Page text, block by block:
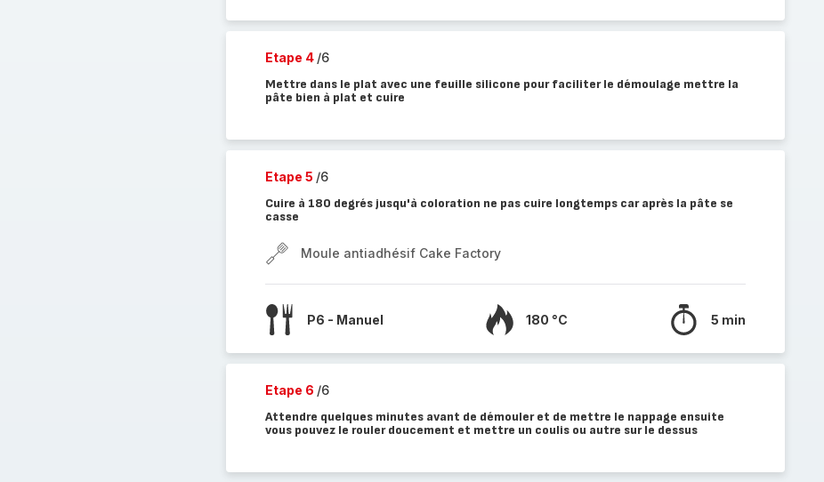
Etape 4 /6
Mettre dans le plat avec une feuille silicone pour faciliter le démoulage mettre la
pâte bien à plat et cuire
Etape 5 /6
Cuire à 180 degrés jusqu'à coloration ne pas cuire longtemps car après la pâte se
casse
Moule antiadhésif Cake Factory
P6 - Manuel 180 °C 5 min
Etape 6 /6
Attendre quelques minutes avant de démouler et de mettre le nappage ensuite
vous pouvez le rouler doucement et mettre un coulis ou autre sur le dessus